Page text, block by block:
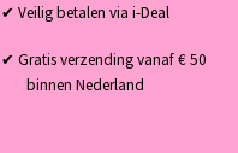
✔ Veilig betalen via i-Deal
✔ Gratis verzending vanaf € 50
binnen Nederland